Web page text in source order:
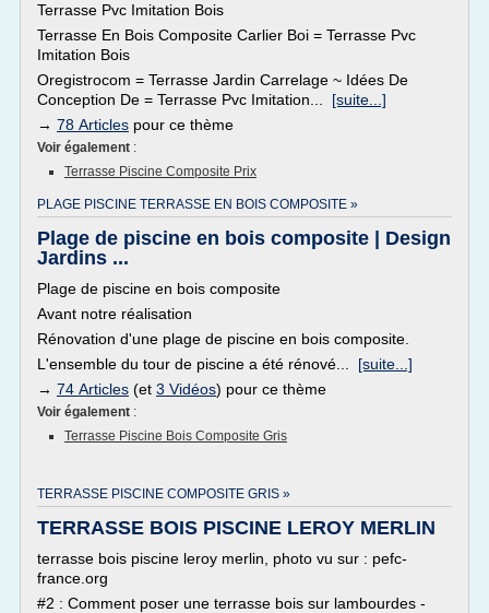
Terrasse Pvc Imitation Bois
Terrasse En Bois Composite Carlier Boi = Terrasse Pvc
Imitation Bois
Oregistrocom = Terrasse Jardin Carrelage ~ Idées De
Conception De = Terrasse Pvc Imitation... [suite...]
→ 78 Articles pour ce thème
Voir également :
Terrasse Piscine Composite Prix
PLAGE PISCINE TERRASSE EN BOIS COMPOSITE »
Plage de piscine en bois composite | Design
Jardins ...
Plage de piscine en bois composite
Avant notre réalisation
Rénovation d'une plage de piscine en bois composite.
L'ensemble du tour de piscine a été rénové... [suite...]
→ 74 Articles (et 3 Vidéos) pour ce thème
Voir également :
Terrasse Piscine Bois Composite Gris
TERRASSE PISCINE COMPOSITE GRIS »
TERRASSE BOIS PISCINE LEROY MERLIN
terrasse bois piscine leroy merlin, photo vu sur : pefc-
france.org
#2 : Comment poser une terrasse bois sur lambourdes -